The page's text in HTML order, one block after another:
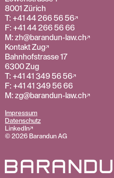
8001 Zürich
T: +41 44 266 56 56
F: +41 44 266 56 66
M: zh@barandun-law.ch
Kontakt Zug
Bahnhofstrasse 17
6300 Zug
T: +41 41 349 56 56
F: +41 41 349 56 66
M: zg@barandun-law.ch
Impressum
Datenschutz
LinkedIn
© 2026 Barandun AG